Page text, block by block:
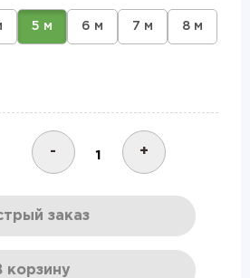
5 м 6 м 7 м 8 м
- +
заказ
корзину